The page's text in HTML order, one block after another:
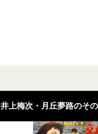
井上梅次・月丘夢路のそ